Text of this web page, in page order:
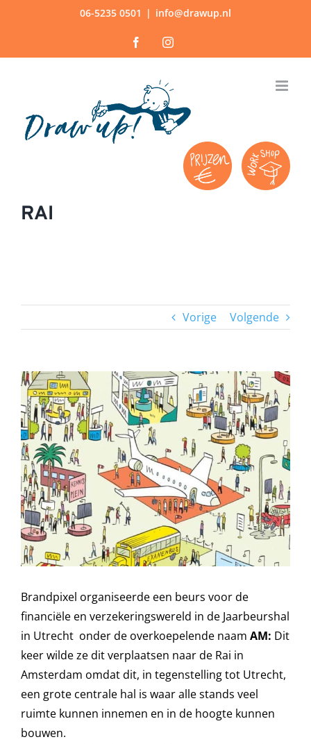
06-5235 0501 | info@drawup.nl
FacebookInstagram
RAI
Vorige Volgende
Bekijk
grotere
afbeelding
Brandpixel organiseerde een beurs voor de
financiële en verzekeringswereld in de Jaarbeurshal
in Utrecht onder de overkoepelende naam AM: Dit
keer wilde ze dit verplaatsen naar de Rai in
Amsterdam omdat dit, in tegenstelling tot Utrecht,
een grote centrale hal is waar alle stands veel
ruimte kunnen innemen en in de hoogte kunnen
bouwen.